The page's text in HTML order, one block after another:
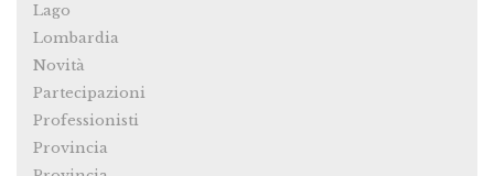
Lago
Lombardia
Novità
Partecipazioni
Professionisti
Provincia